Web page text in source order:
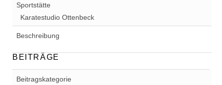
Sportstätte
Karatestudio Ottenbeck
Beschreibung
BEITRÄGE
Beitragskategorie